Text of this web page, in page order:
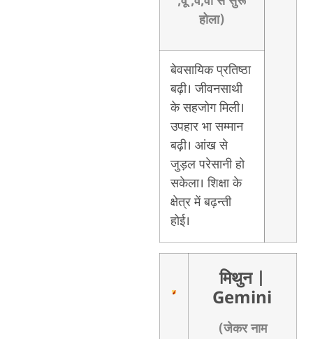
होला)
बेवसायिक प्रतिष्ठा
बढ़ी। जीवनसाथी
के सहजोग मिली।
उपहार भा सम्मान
बढ़ी। आंख से
जुड़ल परेसानी हो
सकेला। शिक्षा के
क्षेत्र में बढ़न्ती
होई।
मिथुन
Gemini
(जेकर नाम